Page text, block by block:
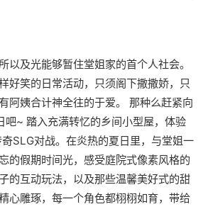
以及光能够暂住堂姐家的首个人社会。
好笑的日常活动，只须阁下撒撒娇，只
阿姨合计神全往的于爱。 那种么赶紧向
吧~ 踏入充满转忆的乡间小型屋，体验
SLG对战。在炎热的夏日里，与堂姐一
的假期时间光，感受庭院式像素风格的
的互动玩法，以及那些温馨美好式的甜
心雕琢，每一个角色都栩栩如育，带给